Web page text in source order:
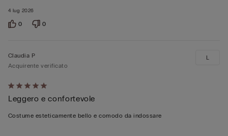
4 lug 2026
0 0
Valutato
5
su
Claudia P
Acquirente verificato
Leggero e confortevole
Costume esteticamente bello e comodo da indossare
L